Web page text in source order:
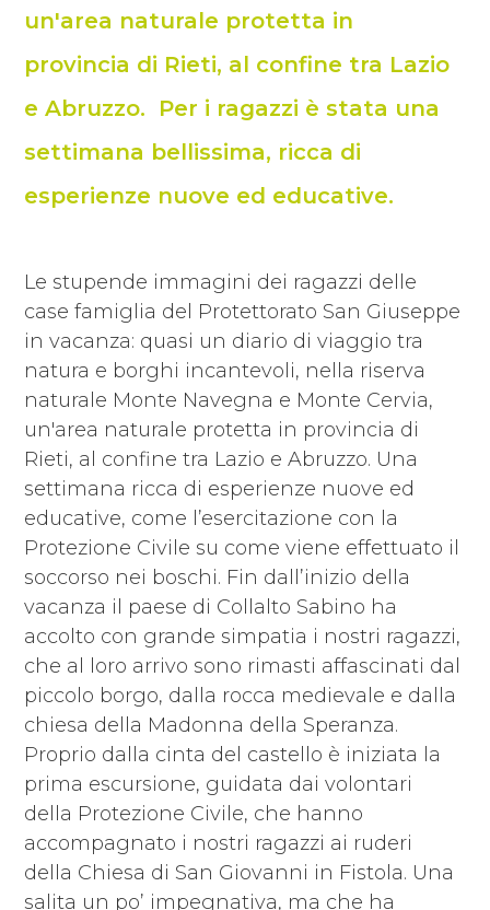
un'area naturale protetta in
provincia di Rieti, al confine tra Lazio
e Abruzzo. Per i ragazzi è stata una
settimana bellissima, ricca di
esperienze nuove ed educative.
Le stupende immagini dei ragazzi delle
case famiglia del Protettorato San Giuseppe
in vacanza: quasi un diario di viaggio tra
natura e borghi incantevoli, nella riserva
naturale Monte Navegna e Monte Cervia,
un'area naturale protetta in provincia di
Rieti, al confine tra Lazio e Abruzzo. Una
settimana ricca di esperienze nuove ed
educative, come l’esercitazione con la
Protezione Civile su come viene effettuato il
soccorso nei boschi. Fin dall’inizio della
vacanza il paese di Collalto Sabino ha
accolto con grande simpatia i nostri ragazzi,
che al loro arrivo sono rimasti affascinati dal
piccolo borgo, dalla rocca medievale e dalla
chiesa della Madonna della Speranza.
Proprio dalla cinta del castello è iniziata la
prima escursione, guidata dai volontari
della Protezione Civile, che hanno
accompagnato i nostri ragazzi ai ruderi
della Chiesa di San Giovanni in Fistola. Una
salita un po’ impegnativa, ma che ha